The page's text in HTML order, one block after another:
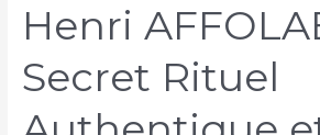
Henri
Secret Rituel